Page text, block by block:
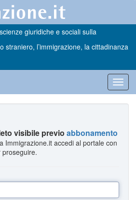
giuridiche e sociali sulla
straniero, l’immigrazione, la cittadinanza
visibile previo abbonamento
Immigrazione.it accedi al portale con
proseguire.